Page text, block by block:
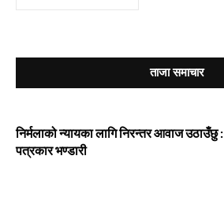
ताजा समाचार
निर्मलाको न्यायका लागि निरन्तर आवाज उठाउँछु :
पत्रकार भण्डारी